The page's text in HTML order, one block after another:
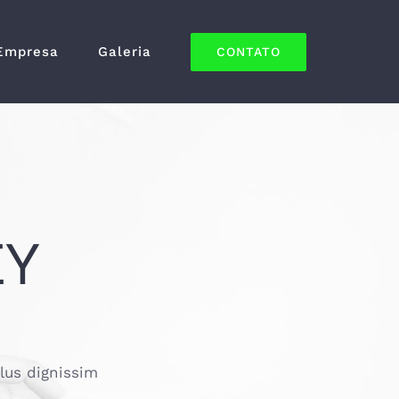
Galeria CONTATO
dignissim